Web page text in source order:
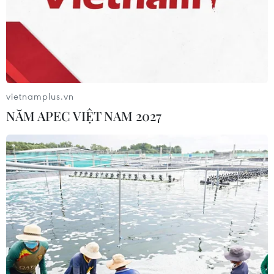
vietnamplus.vn
NĂM APEC VIỆT NAM 2027